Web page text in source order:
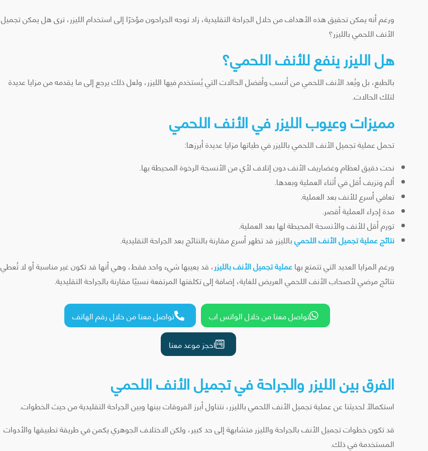
ورغم أنه يمكن تحقيق هذه الأهداف من خلال الجراحة التقليدية، زاد توجه الجراحون مؤخرًا إلى استخدام الليزر، ترى هل يمكن تجميل
الأنف اللحمي بالليزر؟
هل الليزر ينفع للأنف اللحمي؟
بالطبع، بل ويُعد الأنف اللحمي من أنسب وأفضل الحالات التي يُستخدم فيها الليزر، ولعل ذلك يرجع إلى ما يقدمه من مزايا عديدة
لتلك الحالات.
مميزات وعيوب الليزر في الأنف اللحمي
تحمل عملية تجميل الأنف اللحمي بالليزر في طياتها مزايا عديدة أبرزها:
نحت دقيق لعظام وغضاريف الأنف دون إتلاف لأي من الأنسجة الرخوة المحيطة بها.
ألم ونزيف أقل في أثناء العملية وبعدها.
تعافي أسرع للأنف بعد العملية.
مدة إجراء العملية أقصر.
تورم أقل للأنف والأنسجة المحيطة لها بعد العملية.
نتائج عملية تجميل الأنف اللحميبالليزر قد تظهر أسرع مقارنة بالنتائج بعد الجراحة التقليدية.
ورغم المزايا العديد التي تتمتع بهاعملية تجميل الأنف بالليزر، قد يعيبها شيء واحد فقط، وهي أنها قد تكون غير مناسبة أو لا تُعطي
نتائج مرضي لأصحاب الأنف اللحمي العريض للغاية، إضافة إلى تكلفتها المرتفعة نسبيًا مقارنة بالجراحة التقليدية.
تواصل معنا من خلال الواتس اب تواصل معنا من خلال رقم الهاتف
احجز موعد معنا
الفرق بين الليزر والجراحة في تجميل الأنف اللحمي
استكمالًا لحديثنا عن عملية تجميل الأنف اللحمي بالليزر، نتناول أبرز الفروقات بينها وبين الجراحة التقليدية من حيث الخطوات.
قد تكون خطوات تجميل الأنف بالجراحة والليزر متشابهة إلى حد كبير، ولكن الاختلاف الجوهري يكمن في طريقة تطبيقها والأدوات
المستخدمة في ذلك.